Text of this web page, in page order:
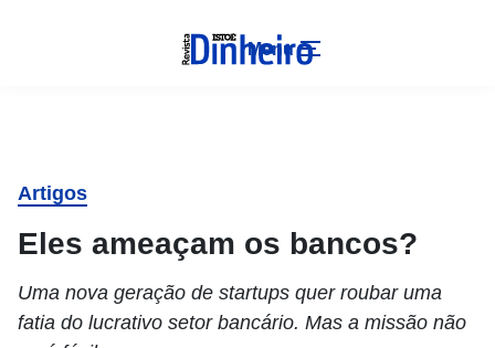
Menu
Artigos
Eles ameaçam os bancos?
Uma nova geração de startups quer roubar uma
fatia do lucrativo setor bancário. Mas a missão não